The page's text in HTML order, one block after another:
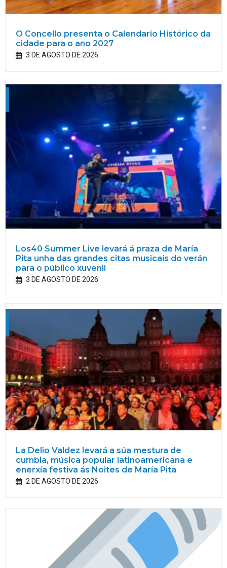
O Concello presenta o Calendario Histórico da
cidade para o ano 2027
3 DE AGOSTO DE 2026
Los40 Summer Live levará á praza de María
Pita unha das grandes citas musicais do verán
para o público xuvenil
3 DE AGOSTO DE 2026
La Delio Valdez levará a súa mestura de
cumbia, música popular latinoamericana e
enerxía festiva ás Noites de María Pita
2 DE AGOSTO DE 2026